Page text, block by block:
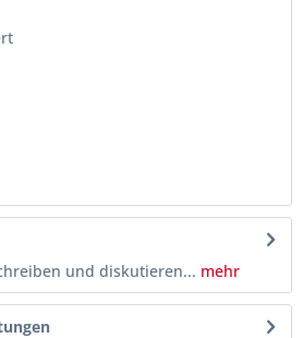
und diskutieren... mehr